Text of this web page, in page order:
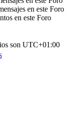
en este Foro
en este Foro
son UTC+01:00